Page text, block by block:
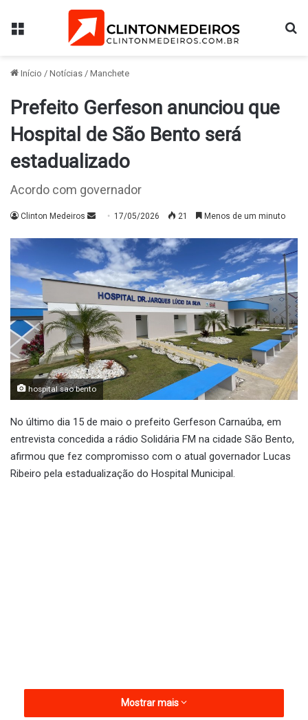
Menu
Início / Notícias / Manchete
Prefeito Gerfeson anunciou que
Hospital de São Bento será
estadualizado
Acordo com governador
Clinton Medeiros
Mande
e-
mail
17/05/2026 21 Menos de um minuto
hospital sao bento
No último dia 15 de maio o prefeito Gerfeson Carnaúba, em
entrevista concedida a rádio Solidária FM na cidade São Bento,
afirmou que fez compromisso com o atual governador Lucas
Ribeiro pela estadualização do Hospital Municipal.
Mostrar mais